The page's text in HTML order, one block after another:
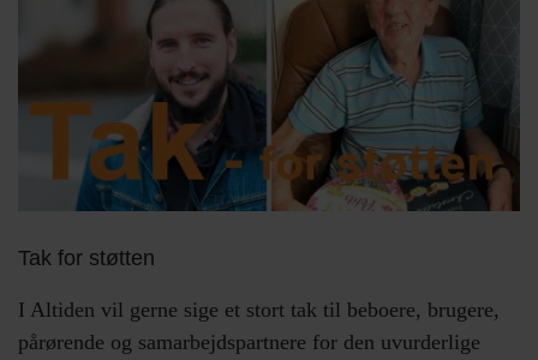
Tak for støtten
I Altiden vil gerne sige et stort tak til beboere, brugere,
pårørende og samarbejdspartnere for den uvurderlige